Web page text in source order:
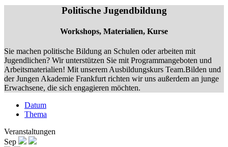
Politische Jugendbildung
Workshops, Materialien, Kurse
Sie machen politische Bildung an Schulen oder arbeiten mit
Jugendlichen? Wir unterstützen Sie mit Programmangeboten und
Arbeitsmaterialien! Mit unserem Ausbildungskurs Team.Bilden und
der Jungen Akademie Frankfurt richten wir uns außerdem an junge
Erwachsene, die sich engagieren möchten.
Datum
Thema
Veranstaltungen
Sep